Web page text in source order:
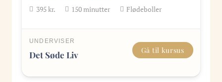
395kr. 150minutter Flødeboller
UNDERVISER
Det Søde Liv Gå til kursus